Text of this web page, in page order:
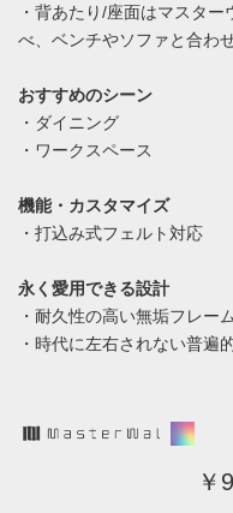
・背あたり/座面はマスタ
べ、ベンチやソファと合わ
おすすめのシーン
・ダイニング
・ワークスペース
機能・カスタマイズ
・打込み式フェルト対応
永く愛用できる設計
・耐久性の高い無垢フレーム
・時代に左右されない普遍
￥